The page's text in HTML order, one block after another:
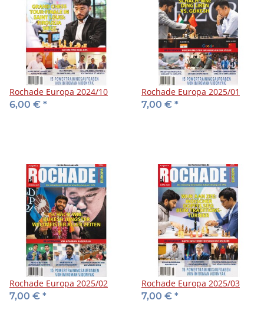
Rochade Europa 2024/10
6,00 € *
Rochade Europa 2025/01
7,00 € *
Rochade Europa 2025/02
7,00 € *
Rochade Europa 2025/03
7,00 € *